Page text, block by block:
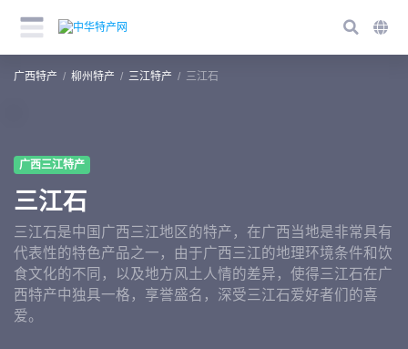
广西特产 柳州特产 三江特产 三江石
广西三江特产
三江石
三江石是中国广西三江地区的特产，在广西当地是非常具有
代表性的特色产品之一，由于广西三江的地理环境条件和饮
食文化的不同，以及地方风土人情的差异，使得三江石在广
西特产中独具一格，享誉盛名，深受三江石爱好者们的喜
爱。